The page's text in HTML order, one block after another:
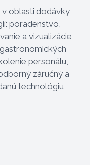
oblasti dodávky
poradenstvo,
a vizualizácie,
personálu,
záručný a
technológiu,